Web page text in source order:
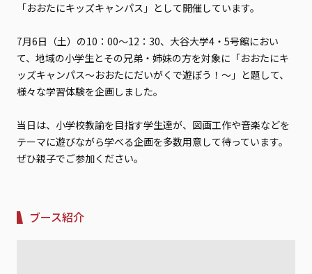
「おおたにキッズキャンパス」として開催しています。
7月6日（土）の10：00～12：30、大谷大学4・5号館におい
て、地域の小学生とその兄弟・姉妹の方を対象に「おおたにキ
ッズキャンパス～おおたにだいがくで遊ぼう！～」と題して、
様々な学習体験を企画しました。
当日は、小学校教諭を目指す学生達が、図画工作や音楽などを
テーマに遊びながら学べる企画を多数用意して待っています。
ぜひ親子でご参加ください。
ブース紹介